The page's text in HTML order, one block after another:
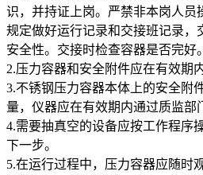
识，并持证上岗。严禁非本岗人员
规定做好运行记录和交接班记录，
安全性。交接时检查容器是否完好。
2.压力容器和安全附件应在有效期
3.不锈钢压力容器本体上的安全附
量，仪器应在有效期内通过质监部
4.需要抽真空的设备应按工作程序
下一步。
5.在运行过程中，压力容器应随时